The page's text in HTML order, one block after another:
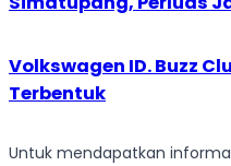
Volkswagen ID. Buzz
Terbentuk
Untuk mendapatkan